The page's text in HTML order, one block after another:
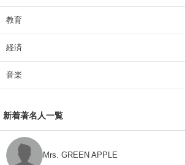
教育
経済
音楽
新着著名人一覧
Mrs. GREEN APPLE